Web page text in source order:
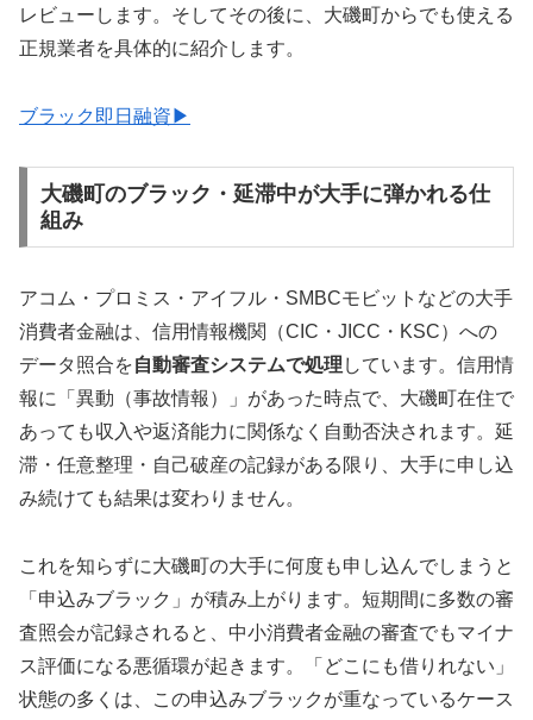
レビューします。そしてその後に、大磯町からでも使える
正規業者を具体的に紹介します。
ブラック即日融資▶
大磯町のブラック・延滞中が大手に弾かれる仕
組み
アコム・プロミス・アイフル・SMBCモビットなどの大手
消費者金融は、信用情報機関（CIC・JICC・KSC）への
データ照合を自動審査システムで処理 しています。信用情
報に「異動（事故情報）」があった時点で、大磯町在住で
あっても収入や返済能力に関係なく自動否決されます。延
滞・任意整理・自己破産の記録がある限り、大手に申し込
み続けても結果は変わりません。
これを知らずに大磯町の大手に何度も申し込んでしまうと
「申込みブラック」が積み上がります。短期間に多数の審
査照会が記録されると、中小消費者金融の審査でもマイナ
ス評価になる悪循環が起きます。「どこにも借りれない」
状態の多くは、この申込みブラックが重なっているケース